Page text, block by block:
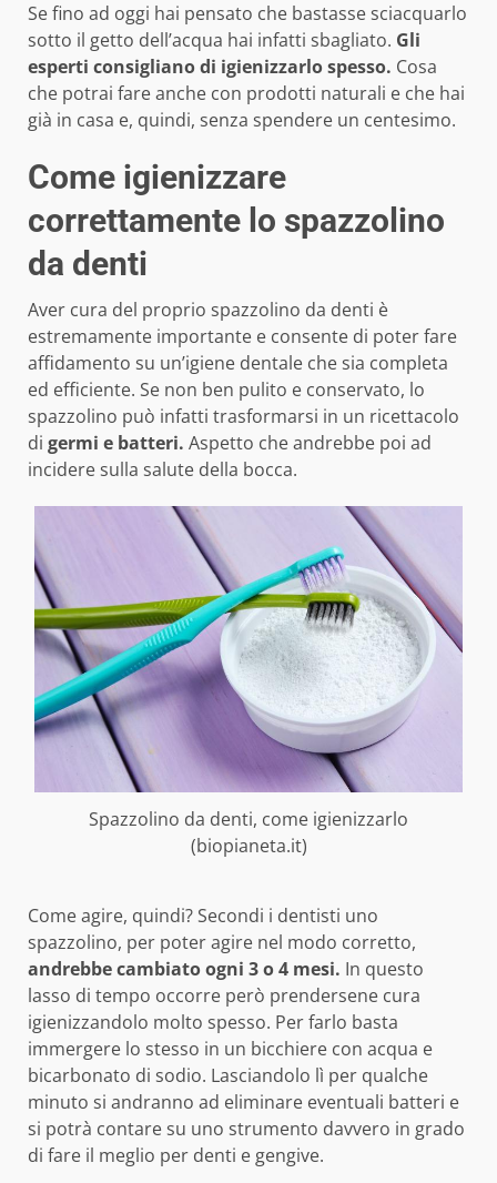
Se fino ad oggi hai pensato che bastasse sciacquarlo
sotto il getto dell’acqua hai infatti sbagliato. Gli
esperti consigliano di igienizzarlo spesso. Cosa
che potrai fare anche con prodotti naturali e che hai
già in casa e, quindi, senza spendere un centesimo.
Come igienizzare
correttamente lo spazzolino
da denti
Aver cura del proprio spazzolino da denti è
estremamente importante e consente di poter fare
affidamento su un’igiene dentale che sia completa
ed efficiente. Se non ben pulito e conservato, lo
spazzolino può infatti trasformarsi in un ricettacolo
di germi e batteri. Aspetto che andrebbe poi ad
incidere sulla salute della bocca.
Spazzolino da denti, come igienizzarlo
(biopianeta.it)
Come agire, quindi? Secondi i dentisti uno
spazzolino, per poter agire nel modo corretto,
andrebbe cambiato ogni 3 o 4 mesi. In questo
lasso di tempo occorre però prendersene cura
igienizzandolo molto spesso. Per farlo basta
immergere lo stesso in un bicchiere con acqua e
bicarbonato di sodio. Lasciandolo lì per qualche
minuto si andranno ad eliminare eventuali batteri e
si potrà contare su uno strumento davvero in grado
di fare il meglio per denti e gengive.